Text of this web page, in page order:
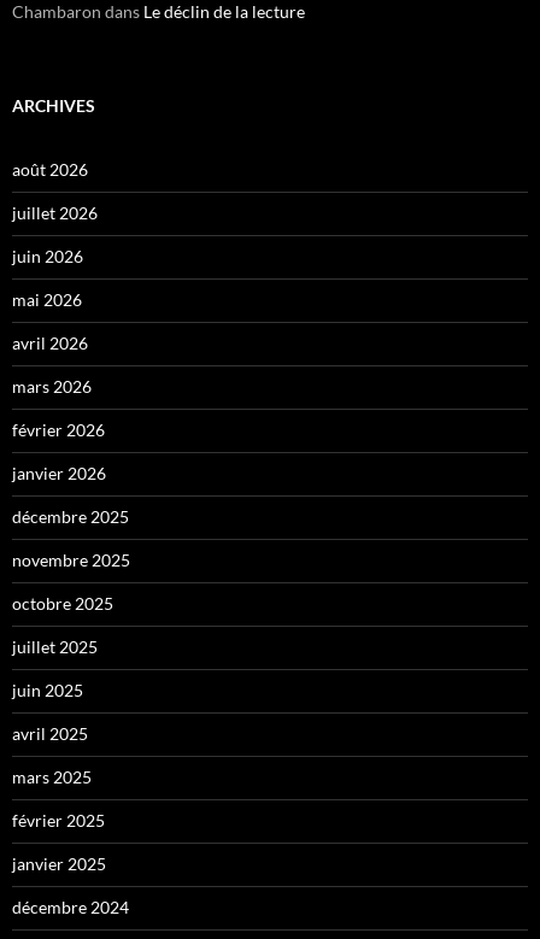
Chambaron dans Le déclin de la lecture
ARCHIVES
août 2026
juillet 2026
juin 2026
mai 2026
avril 2026
mars 2026
février 2026
janvier 2026
décembre 2025
novembre 2025
octobre 2025
juillet 2025
juin 2025
avril 2025
mars 2025
février 2025
janvier 2025
décembre 2024